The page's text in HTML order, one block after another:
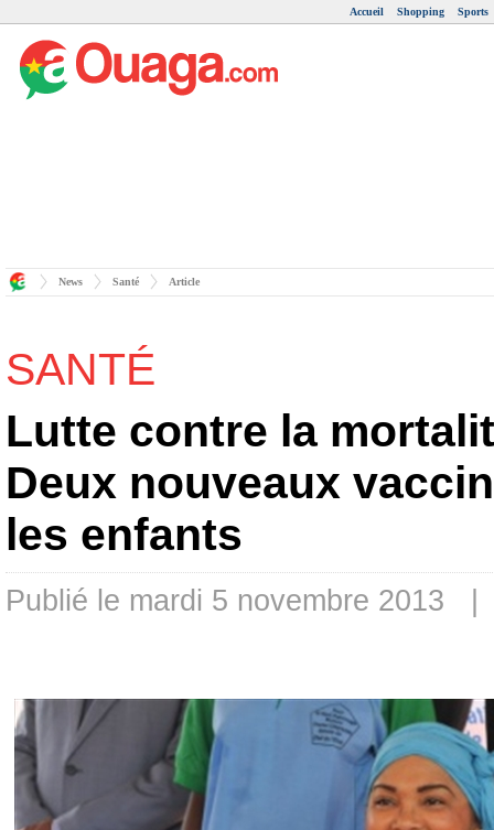
Accueil Shopping Sports
News Santé Article
SANTÉ
Lutte contre la
Deux nouveaux
les enfants
Publié le mardi 5 novembre 2013